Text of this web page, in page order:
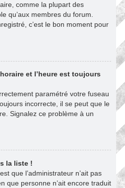
comme la plupart des
qu’aux membres du forum.
c’est le bon moment pour
et l’heure est toujours
paramétré votre fuseau
incorrecte, il se peut que le
Signalez ce problème à un
la liste !
que l’administrateur n’ait pas
que personne n’ait encore traduit